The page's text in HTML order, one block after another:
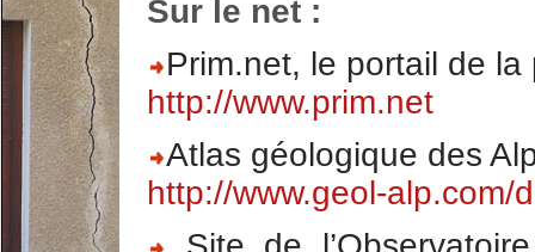
Sur le net :
Prim.net, le portail de
http://www.prim.net
Atlas géologique des
http://www.geol-alp.com/